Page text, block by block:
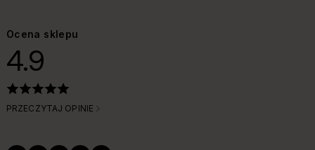
Ocena sklepu
4.9
PRZECZYTAJ OPINIE